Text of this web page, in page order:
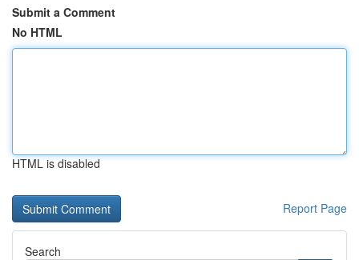
Submit a Comment
No HTML
HTML is disabled
Report Page
Search